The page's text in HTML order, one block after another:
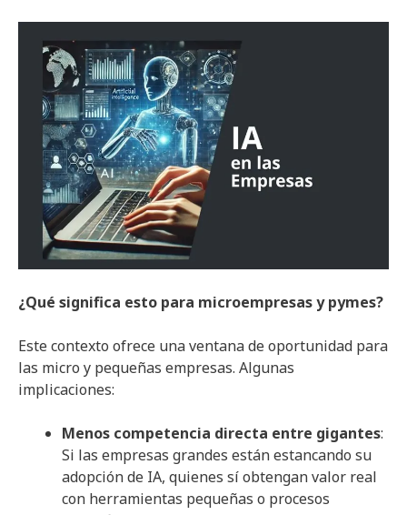
¿Qué significa esto para microempresas y pymes?
Este contexto ofrece una ventana de oportunidad para
las micro y pequeñas empresas. Algunas
implicaciones:
Menos competencia directa entre gigantes:
Si las empresas grandes están estancando su
adopción de IA, quienes sí obtengan valor real
con herramientas pequeñas o procesos